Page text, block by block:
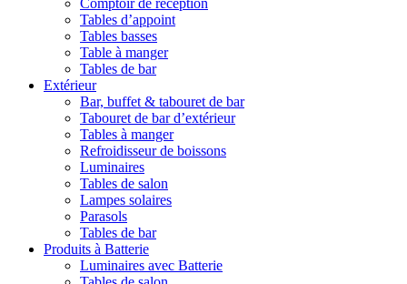
Comptoir de réception
Tables d’appoint
Tables basses
Table à manger
Tables de bar
Extérieur
Bar, buffet & tabouret de bar
Tabouret de bar d’extérieur
Tables à manger
Refroidisseur de boissons
Luminaires
Tables de salon
Lampes solaires
Parasols
Tables de bar
Produits à Batterie
Luminaires avec Batterie